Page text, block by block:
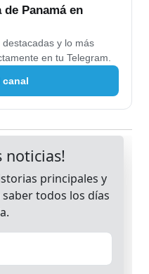
Panamá en
y lo más
en tu Telegram.
canal